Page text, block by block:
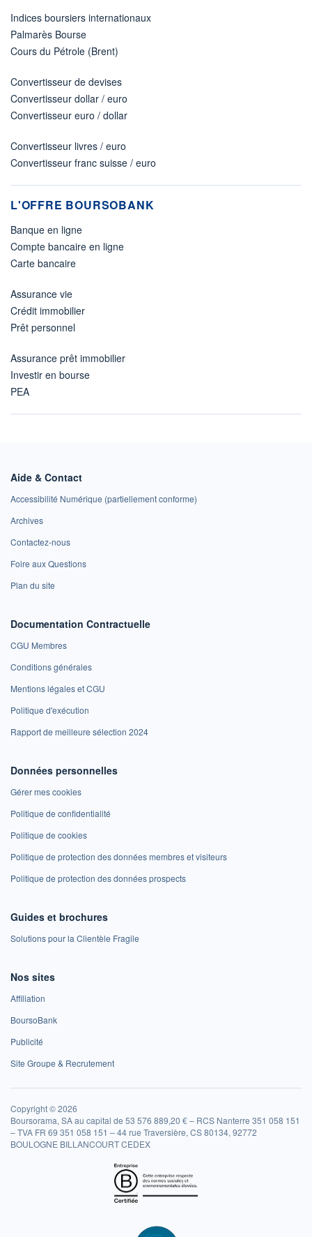
Indices boursiers internationaux
Palmarès Bourse
Cours du Pétrole (Brent)
Convertisseur de devises
Convertisseur dollar / euro
Convertisseur euro / dollar
Convertisseur livres / euro
Convertisseur franc suisse / euro
L'OFFRE BOURSOBANK
Banque en ligne
Compte bancaire en ligne
Carte bancaire
Assurance vie
Crédit immobilier
Prêt personnel
Assurance prêt immobilier
Investir en bourse
PEA
Aide & Contact
Accessibilité Numérique (partiellement conforme)
Archives
Contactez-nous
Foire aux Questions
Plan du site
Documentation Contractuelle
CGU Membres
Conditions générales
Mentions légales et CGU
Politique d'exécution
Rapport de meilleure sélection 2024
Données personnelles
Gérer mes cookies
Politique de confidentialité
Politique de cookies
Politique de protection des données membres et visiteurs
Politique de protection des données prospects
Guides et brochures
Solutions pour la Clientèle Fragile
Nos sites
Affiliation
BoursoBank
Publicité
Site Groupe & Recrutement
Copyright © 2026
Boursorama, SA au capital de 53 576 889,20 € – RCS Nanterre 351 058 151
– TVA FR 69 351 058 151 – 44 rue Traversière, CS 80134, 92772
BOULOGNE BILLANCOURT CEDEX